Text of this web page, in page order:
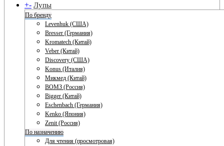
+- Лупы
По бренду
Levenhuk (США)
Bresser (Германия)
Kromatech (Китай)
Veber (Китай)
Discovery (США)
Konus (Италия)
Микмед (Китай)
ВОМЗ (Россия)
Bigger (Китай)
Eschenbach (Германия)
Kenko (Япония)
Zenit (Россия)
По назначению
Для чтения (просмотровая)